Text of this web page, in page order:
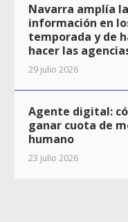
Navarra amplía
información en
temporada y de
hacer las
29 julio 2026
Agente digital:
ganar cuota de
humano
23 julio 2026